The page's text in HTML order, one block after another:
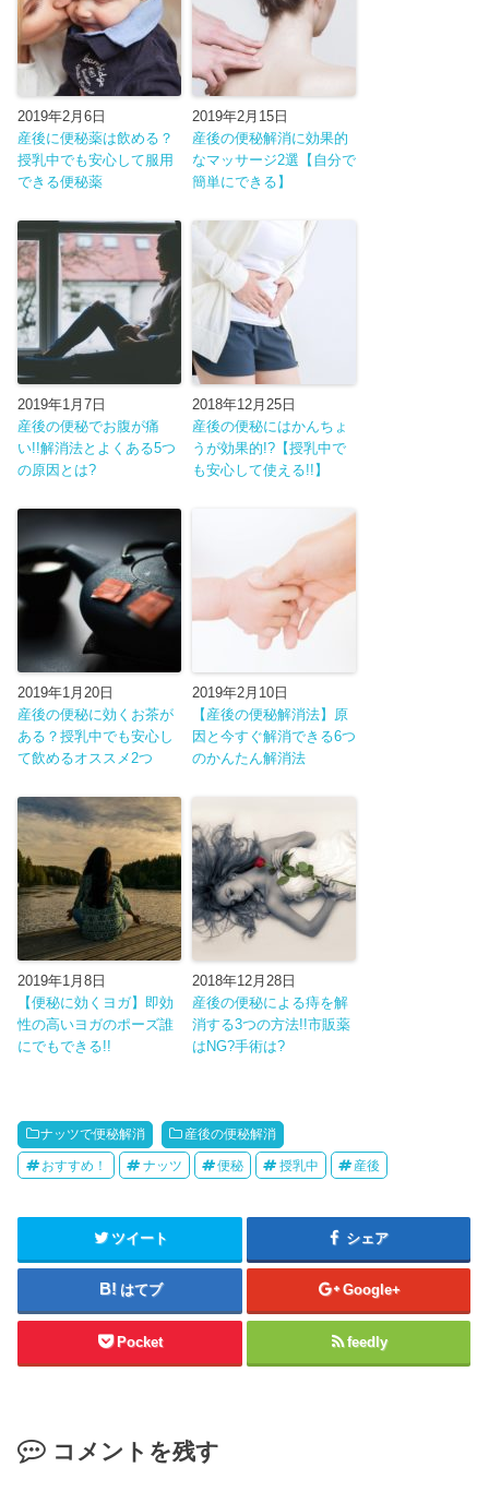
2019年2月6日
産後に便秘薬は飲める？
授乳中でも安心して服用
できる便秘薬
2019年2月15日
産後の便秘解消に効果的
なマッサージ2選【自分で
簡単にできる】
2019年1月7日
産後の便秘でお腹が痛
い!!解消法とよくある5つ
の原因とは?
2018年12月25日
産後の便秘にはかんちょ
うが効果的!?【授乳中で
も安心して使える!!】
2019年1月20日
産後の便秘に効くお茶が
ある？授乳中でも安心し
て飲めるオススメ2つ
2019年2月10日
【産後の便秘解消法】原
因と今すぐ解消できる6つ
のかんたん解消法
2019年1月8日
【便秘に効くヨガ】即効
性の高いヨガのポーズ誰
にでもできる!!
2018年12月28日
産後の便秘による痔を解
消する3つの方法!!市販薬
はNG?手術は?
ナッツで便秘解消 産後の便秘解消
おすすめ！ ナッツ 便秘 授乳中 産後
ツイート シェア
はてブ Google+
Pocket feedly
コメントを残す